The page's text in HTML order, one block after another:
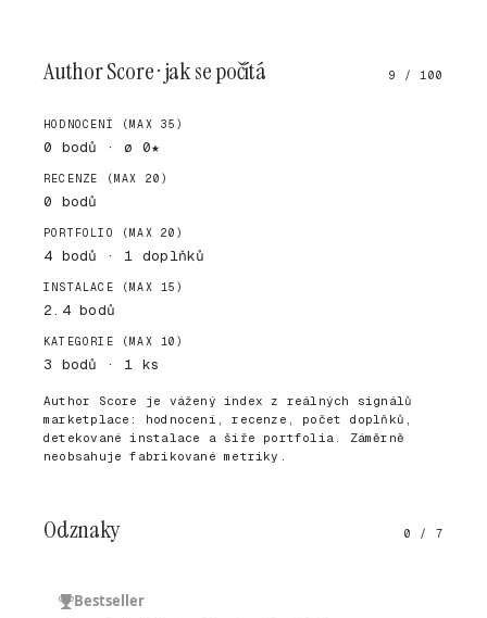
Author Score · jak se počítá 9 / 100
HODNOCENÍ (MAX 35)
0 bodů · ø 0★
RECENZE (MAX 20)
0 bodů
PORTFOLIO (MAX 20)
4 bodů · 1 doplňků
INSTALACE (MAX 15)
2.4 bodů
KATEGORIE (MAX 10)
3 bodů · 1 ks
Author Score je vážený index z reálných signálů
marketplace: hodnocení, recenze, počet doplňků,
detekované instalace a šíře portfolia. Záměrně
neobsahuje fabrikované metriky.
Odznaky 0 / 7
Bestseller